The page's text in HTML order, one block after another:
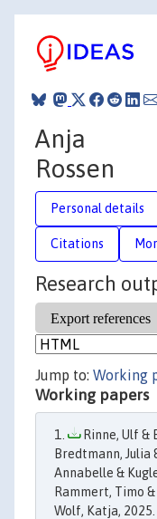
Anja
Rossen
Personal details
Citations
Research
Jump to: Working
Working papers
Rinne, Ulf &
Bredtmann, Julia
Annabelle &
Rammert, Timo
Wolf, Katja, 2025.